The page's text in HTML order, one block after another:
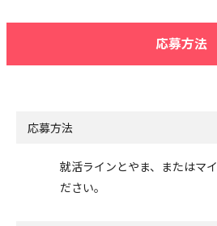
応募方法
応募方法
就活ラインとやま、またはマ
ださい。